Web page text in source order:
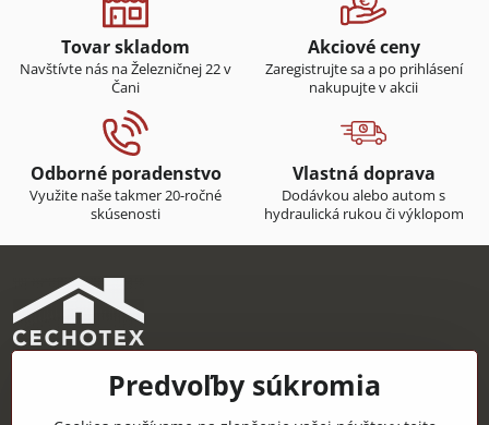
Tovar skladom
Navštívte nás na Železničnej 22 v
Čani
Akciové ceny
Zaregistrujte sa a po prihlásení
nakupujte v akcii
Odborné poradenstvo
Využite naše takmer 20-ročné
skúsenosti
Vlastná doprava
Dodávkou alebo autom s
hydraulická rukou či výklopom
CECHOTEX s.r.o.
Železničná 22, 044 14 Čaňa
Predvoľby súkromia